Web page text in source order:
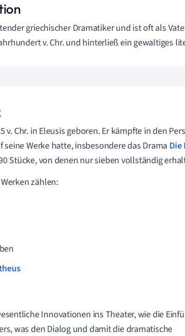
griechischer Dramatiker und ist oft als
v. Chr. und hinterließ ein gewaltiges
v. Chr. in Eleusis geboren. Er kämpfte in den
Werke hatte, insbesondere das Drama Die
Stücke, von denen nur sieben vollständig
zählen:
Innovationen ins Theater, wie die
was den Dialog und damit die dramatische